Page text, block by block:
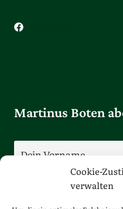
Cookie-
verwalten
Martinus Boten